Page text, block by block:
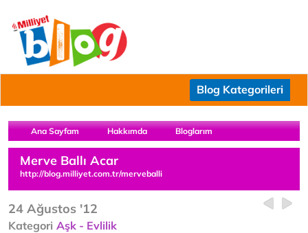
Blog Kategorileri
Ana Sayfam Hakkımda Bloglarım
Merve Ballı Acar
http://blog.milliyet.com.tr/merveballi
24 Ağustos '12
Kategori Aşk - Evlilik